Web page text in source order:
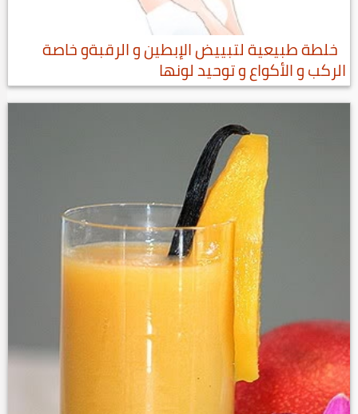
خلطة طبيعية لتبييض الإبطين و الرقبةو خاصة
الركب و الأكواع و توحيد لونها